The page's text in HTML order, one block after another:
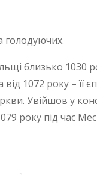
голодуючих.
близько 1030
від 1072 року – її
Увійшов у
року під час